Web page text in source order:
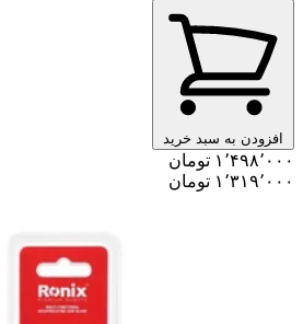
افزودن به سبد خرید
۱٬۴۹۸٬۰۰۰ تومان
۱٬۳۱۹٬۰۰۰ تومان